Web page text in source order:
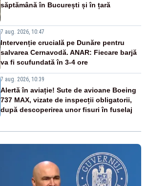
săptămână în București și în țară
7 aug. 2026, 10:47
Intervenție crucială pe Dunăre pentru
salvarea Cernavodă. ANAR: Fiecare barjă
va fi scufundată în 3-4 ore
7 aug. 2026, 10:39
Alertă în aviație! Sute de avioane Boeing
737 MAX, vizate de inspecții obligatorii,
după descoperirea unor fisuri în fuselaj